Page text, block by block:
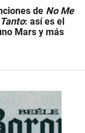
de No Me
: así es el
Mars y más